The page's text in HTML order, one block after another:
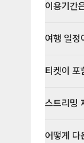
이용기간
여행 일정
티켓이 포
스트리밍
어떻게 다